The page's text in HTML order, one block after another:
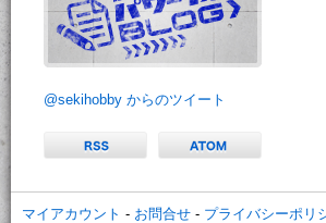
@sekihobby からのツイート
マイアカウント - お問合せ - プライバシーポリ